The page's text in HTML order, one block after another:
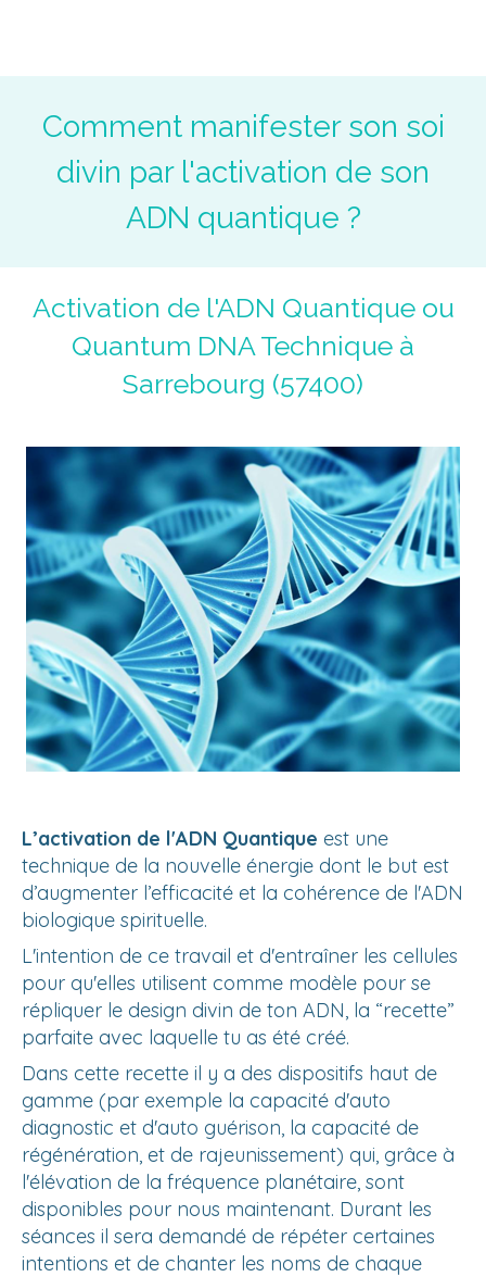
Comment manifester son soi
divin par l'activation de son
ADN quantique ?
Activation de l'ADN Quantique ou
Quantum DNA Technique à
Sarrebourg (57400)
L’activation de l'ADN Quantique est une
technique de la nouvelle énergie dont le but est
d’augmenter l’efficacité et la cohérence de l'ADN
biologique spirituelle.
L'intention de ce travail et d'entraîner les cellules
pour qu'elles utilisent comme modèle pour se
répliquer le design divin de ton ADN, la “recette”
parfaite avec laquelle tu as été créé.
Dans cette recette il y a des dispositifs haut de
gamme (par exemple la capacité d'auto
diagnostic et d'auto guérison, la capacité de
régénération, et de rajeunissement) qui, grâce à
l'élévation de la fréquence planétaire, sont
disponibles pour nous maintenant. Durant les
séances il sera demandé de répéter certaines
intentions et de chanter les noms de chaque